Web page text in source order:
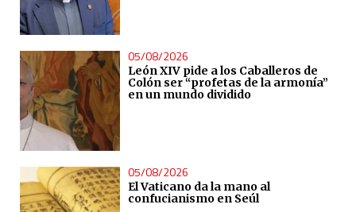
05/08/2026
León XIV pide a los Caballeros de
Colón ser “profetas de la armonía”
en un mundo dividido
05/08/2026
El Vaticano da la mano al
confucianismo en Seúl